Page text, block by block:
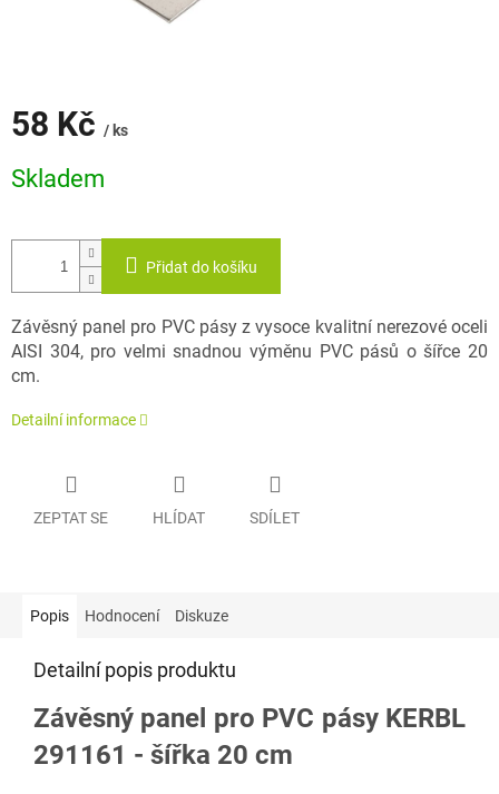
58 Kč / ks
cena:
Skladem
Přidat do košíku
Závěsný panel pro PVC pásy z vysoce kvalitní nerezové oceli
AISI 304, pro velmi snadnou výměnu PVC pásů o šířce 20
cm.
Detailní informace
ZEPTAT SE HLÍDAT SDÍLET
Popis Hodnocení Diskuze
Detailní popis produktu
Závěsný panel pro PVC pásy KERBL
291161 - šířka 20 cm